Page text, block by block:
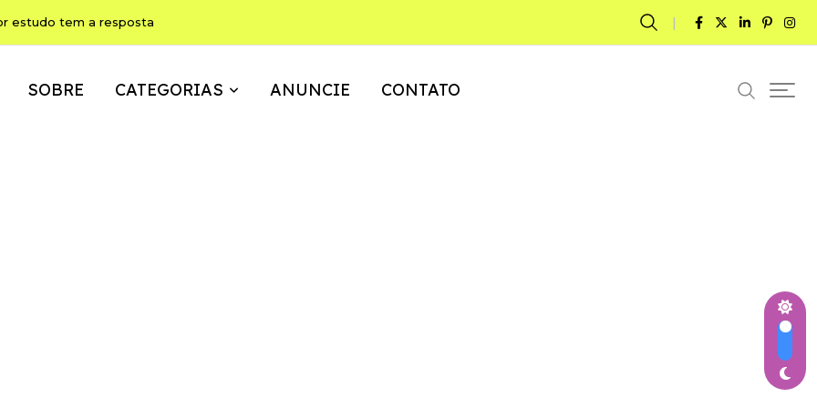
estudo tem a resposta
SOBRE CATEGORIAS ANUNCIE CONTATO